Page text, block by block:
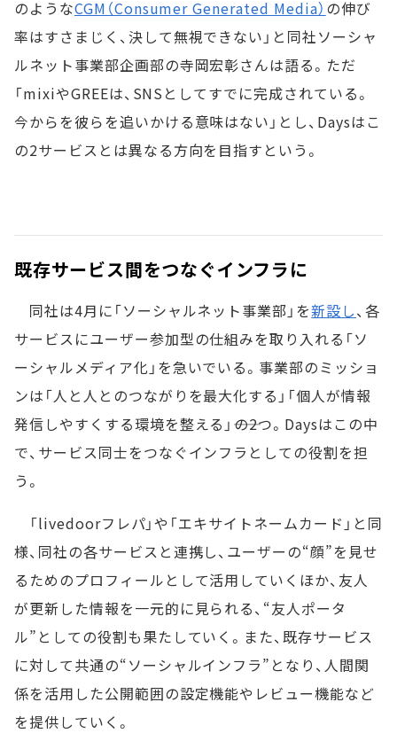
のようなCGM（Consumer Generated Media） の伸び
率はすさまじく、決して無視できない」と同社ソーシャ
ルネット事業部企画部の寺岡宏彰さんは語る。ただ
「mixiやGREEは、SNSとしてすでに完成されている。
今からを彼らを追いかける意味はない」とし、Daysはこ
の2サービスとは異なる方向を目指すという。
既存サービス間をつなぐインフラに
同社は4月に「ソーシャルネット事業部」を新設し、各
サービスにユーザー参加型の仕組みを取り入れる「ソ
ーシャルメディア化」を急いでいる。事業部のミッショ
ンは「人と人とのつながりを最大化する」「個人が情報
発信しやすくする環境を整える」――の2つ。Daysはこの中
で、サービス同士をつなぐインフラとしての役割を担
う。
「livedoorフレパ」や「エキサイトネームカード」と同
様、同社の各サービスと連携し、ユーザーの“顔”を見せ
るためのプロフィールとして活用していくほか、友人
が更新した情報を一元的に見られる、“友人ポータ
ル”としての役割も果たしていく。また、既存サービス
に対して共通の“ソーシャルインフラ”となり、人間関
係を活用した公開範囲の設定機能やレビュー機能など
を提供していく。